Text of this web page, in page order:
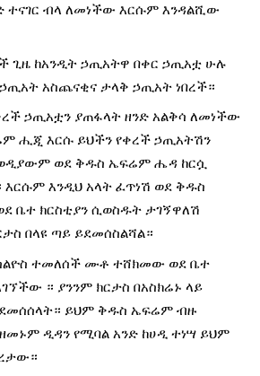
ተናገር ብላ ለመነችው እርሱም እንዳልሺው
ጊዜ ከአንዲት ኃጢአትዋ በቀር ኃጢአቷ ሁሉ
አስጨናቂና ታላቅ ኃጢአት ነበረች።
ኃጢአቷን ያጠፋላት ዘንድ አልቅሳ ለመነችው
ሒጂ እርሱ ይህችን የቀረች ኃጢአትሽን
ወዲያውም ወደ ቅዱስ ኤፍሬም ሔዳ ከርሷ
እርሱም እንዲህ አላት ፈጥነሽ ወደ ቅዱስ
ቤተ ክርስቲያን ሲወስዱት ታገኝዋለሽ
በላዩ ጣይ ይደመሰስልሻል።
ተመለሰች ሙቶ ተሸክመው ወደ ቤተ
። ያንንም ክርታስ በአስክሬኑ ላይ
ይህም ቅዱስ ኤፍሬም ብዙ
ዲዳን የሚባል አንድ ከሀዲ ተነሣ ይህም